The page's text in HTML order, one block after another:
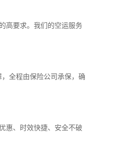
高要求。我们的空运服务
全程由保险公司承保，确
惠、时效快捷、安全不破